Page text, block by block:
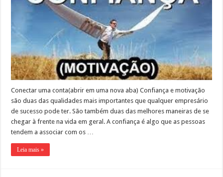
Conectar uma conta(abrir em uma nova aba) Confiança e motivação
são duas das qualidades mais importantes que qualquer empresário
de sucesso pode ter. São também duas das melhores maneiras de se
chegar à frente na vida em geral. A confiança é algo que as pessoas
tendem a associar com os …
Leia mais »